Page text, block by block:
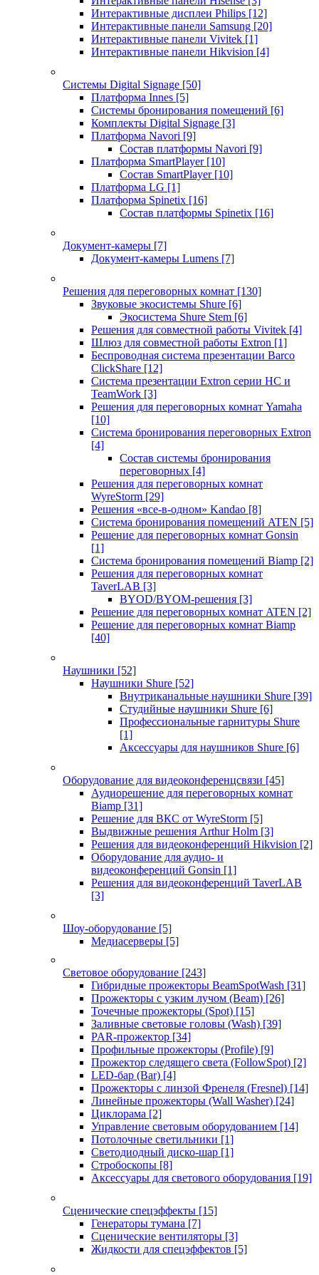
Интерактивные дисплеи Philips [12]
Интерактивные панели Samsung [20]
Интерактивные панели Vivitek [1]
Интерактивные панели Hikvision [4]
Системы Digital Signage [50]
Платформа Innes [5]
Системы бронирования помещений [6]
Комплекты Digital Signage [3]
Платформа Navori [9]
Состав платформы Navori [9]
Платформа SmartPlayer [10]
Состав SmartPlayer [10]
Платформа LG [1]
Платформа Spinetix [16]
Состав платформы Spinetix [16]
Документ-камеры [7]
Документ-камеры Lumens [7]
Решения для переговорных комнат [130]
Звуковые экосистемы Shure [6]
Экосистема Shure Stem [6]
Решения для совместной работы Vivitek [4]
Шлюз для совместной работы Extron [1]
Беспроводная система презентации Barco
ClickShare [12]
Система презентации Extron серии HC и
TeamWork [3]
Решения для переговорных комнат Yamaha
[10]
Система бронирования переговорных Extron
[4]
Состав системы бронирования
переговорных [4]
Решения для переговорных комнат
WyreStorm [29]
Решения «все-в-одном» Kandao [8]
Система бронирования помещений ATEN [5]
Решение для переговорных комнат Gonsin
[1]
Система бронирования помещений Biamp [2]
Решения для переговорных комнат
TaverLAB [3]
BYOD/BYOM-решения [3]
Решение для переговорных комнат ATEN [2]
Решение для переговорных комнат Biamp
[40]
Наушники [52]
Наушники Shure [52]
Внутриканальные наушники Shure [39]
Студийные наушники Shure [6]
Профессиональные гарнитуры Shure
[1]
Аксессуары для наушников Shure [6]
Оборудование для видеоконференцсвязи [45]
Аудиорешение для переговорных комнат
Biamp [31]
Решение для ВКС от WyreStorm [5]
Выдвижные решения Arthur Holm [3]
Решения для видеоконференций Hikvision [2]
Оборудование для аудио- и
видеоконференций Gonsin [1]
Решения для видеоконференций TaverLAB
[3]
Шоу-оборудование [5]
Медиасерверы [5]
Световое оборудование [243]
Гибридные прожекторы BeamSpotWash [31]
Прожекторы с узким лучом (Beam) [26]
Точечные прожекторы (Spot) [15]
Заливные световые головы (Wash) [39]
PAR-прожектор [34]
Профильные прожекторы (Profile) [9]
Прожектор следящего света (FollowSpot) [2]
LED-бар (Bar) [4]
Прожекторы с линзой Френеля (Fresnel) [14]
Линейные прожекторы (Wall Washer) [24]
Циклорама [2]
Управление световым оборудованием [14]
Потолочные светильники [1]
Светодиодный диско-шар [1]
Стробоскопы [8]
Аксессуары для светового оборудования [19]
Сценические спецэффекты [15]
Генераторы тумана [7]
Сценические вентиляторы [3]
Жидкости для спецэффектов [5]